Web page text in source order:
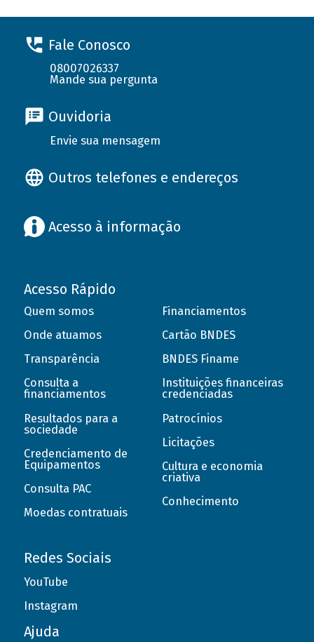
Fale Conosco
08007026337
Mande sua pergunta
Ouvidoria
Envie sua mensagem
Outros telefones e endereços
Acesso à informação
Acesso Rápido
Quem somos
Onde atuamos
Transparência
Consulta a
financiamentos
Resultados para a
sociedade
Credenciamento de
Equipamentos
Consulta PAC
Moedas contratuais
Financiamentos
Cartão BNDES
BNDES Finame
Instituições financeiras
credenciadas
Patrocínios
Licitações
Cultura e economia
criativa
Conhecimento
Redes Sociais
YouTube
Instagram
Ajuda